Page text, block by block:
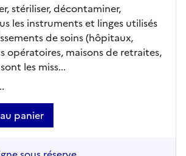
stériliser, décontaminer,
les instruments et linges utilisés
de soins (hôpitaux,
opératoires, maisons de retraites,
les miss...
panier